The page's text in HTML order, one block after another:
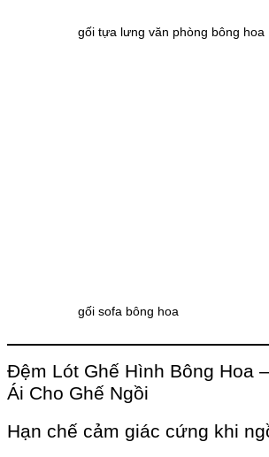
gối tựa lưng văn phòng bông hoa
gối sofa bông hoa
Đệm Lót Ghế Hình Bông Hoa
Ái Cho Ghế Ngồi
Hạn chế cảm giác cứng khi